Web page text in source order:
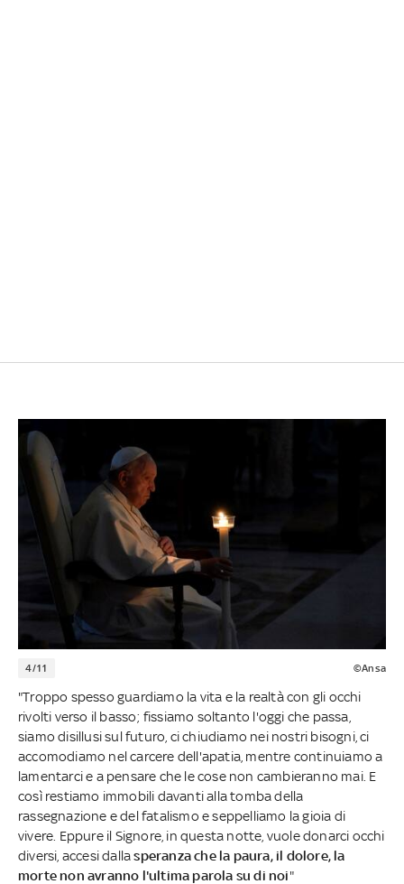
4/11 ©Ansa
"Troppo spesso guardiamo la vita e la realtà con gli occhi
rivolti verso il basso; fissiamo soltanto l'oggi che passa,
siamo disillusi sul futuro, ci chiudiamo nei nostri bisogni, ci
accomodiamo nel carcere dell'apatia, mentre continuiamo a
lamentarci e a pensare che le cose non cambieranno mai. E
così restiamo immobili davanti alla tomba della
rassegnazione e del fatalismo e seppelliamo la gioia di
vivere. Eppure il Signore, in questa notte, vuole donarci occhi
diversi, accesi dallasperanza che la paura, il dolore, la
morte non avranno l'ultima parola su di noi"